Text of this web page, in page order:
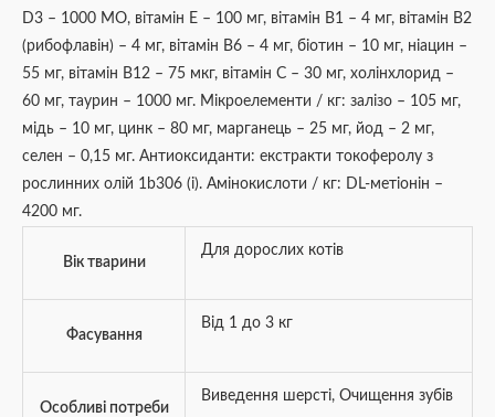
D3 – 1000 МО, вітамін E – 100 мг, вітамін B1 – 4 мг, вітамін B2
(рибофлавін) – 4 мг, вітамін B6 – 4 мг, біотин – 10 мг, ніацин –
55 мг, вітамін B12 – 75 мкг, вітамін С – 30 мг, холінхлорид –
60 мг, таурин – 1000 мг. Мікроелементи / кг: залізо – 105 мг,
мідь – 10 мг, цинк – 80 мг, марганець – 25 мг, йод – 2 мг,
селен – 0,15 мг. Антиоксиданти: екстракти токоферолу з
рослинних олій 1b306 (i). Амінокислоти / кг: DL-метіонін –
4200 мг.
Вік тварини
Для дорослих котів
Фасування
Від 1 до 3 кг
Особливі потреби
Виведення шерсті, Очищення зубів